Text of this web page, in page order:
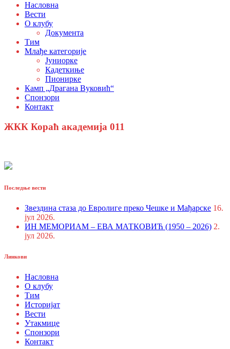
Насловна
Вести
О клубу
Документа
Тим
Млађе категорије
Јуниорке
Кадеткиње
Пионирке
Камп „Драгана Вуковић“
Спонзори
Контакт
ЖКК Кораћ академија 011
Последње вести
Звездина стаза до Евролиге преко Чешке и Мађарске 16.
јул 2026.
ИН МЕМОРИАМ – ЕВА МАТКОВИЋ (1950 – 2026) 2.
јул 2026.
Линкови
Насловна
О клубу
Тим
Историјат
Вести
Утакмице
Спонзори
Контакт